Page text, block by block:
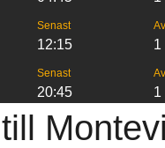
Senast
12:15 1
Senast
20:45 1